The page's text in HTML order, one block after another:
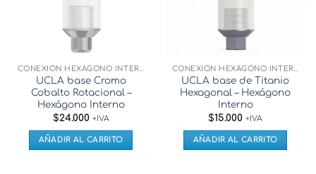
UCLA base Cromo
Cobalto Rotacional –
Hexágono Interno
$24.000 +IVA
AÑADIR AL CARRITO
UCLA base de Titanio
Hexagonal – Hexágono
Interno
$15.000 +IVA
AÑADIR AL CARRITO